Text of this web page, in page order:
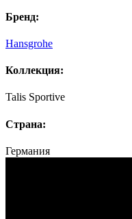
Бренд:
Hansgrohe
Коллекция:
Talis Sportive
Страна:
Германия